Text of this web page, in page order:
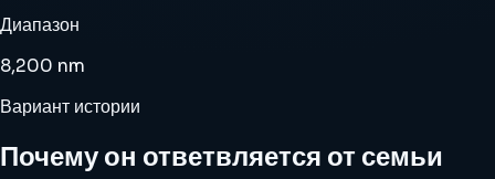
Диапазон
8,200 nm
Вариант истории
Почему он ответвляется от семьи